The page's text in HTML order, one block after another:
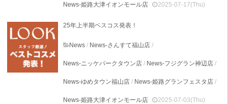
News-姫路大津イオンモール店 2025-07-17(Thu)
25年上半期ベスコス発表！
News / News-さんすて福山店 /
News-ニッケパークタウン店 / News-フジグラン神辺店 /
News-ゆめタウン福山店 / News-姫路グランフェスタ店 /
News-姫路大津イオンモール店 2025-07-03(Thu)